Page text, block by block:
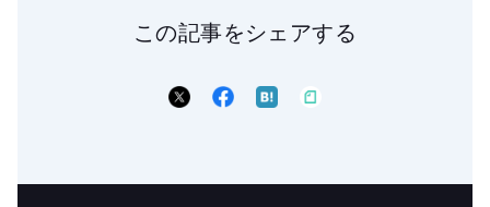
この記事をシェアする